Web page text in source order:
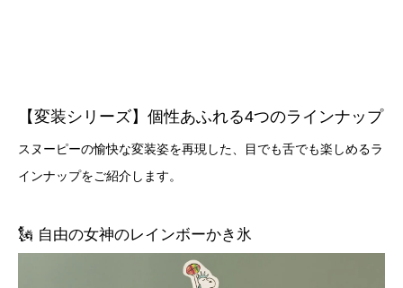
【変装シリーズ】個性あふれる4つのラインナップ
スヌーピーの愉快な変装姿を再現した、目でも舌でも楽しめるラ
インナップをご紹介します。
🗽 自由の女神のレインボーかき氷